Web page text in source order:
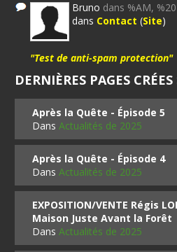
Bruno dans %AM,
dans Contact (Site)
"Test de anti-spam protection"
DERNIÈRES PAGES
Après la Quête - Épisode 5
DansActualités de 2025
Après la Quête - Épisode 4
DansActualités de 2025
EXPOSITION/VENTE Régis
Maison Juste Avant la Forêt
DansActualités de 2025